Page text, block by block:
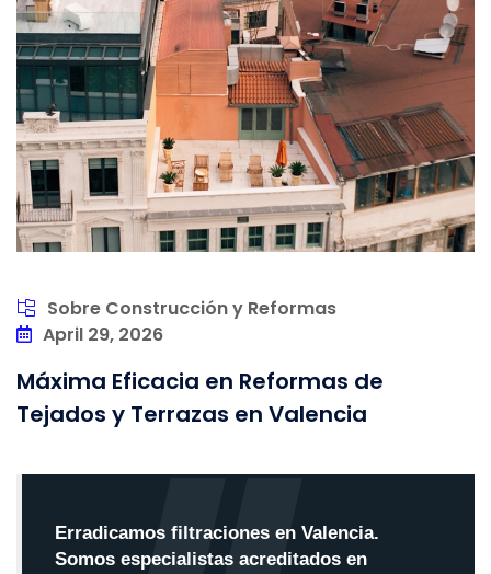
Sobre Construcción y Reformas
April 29, 2026
Máxima Eficacia en Reformas de
Tejados y Terrazas en Valencia
Erradicamos filtraciones en Valencia.
Somos especialistas acreditados en